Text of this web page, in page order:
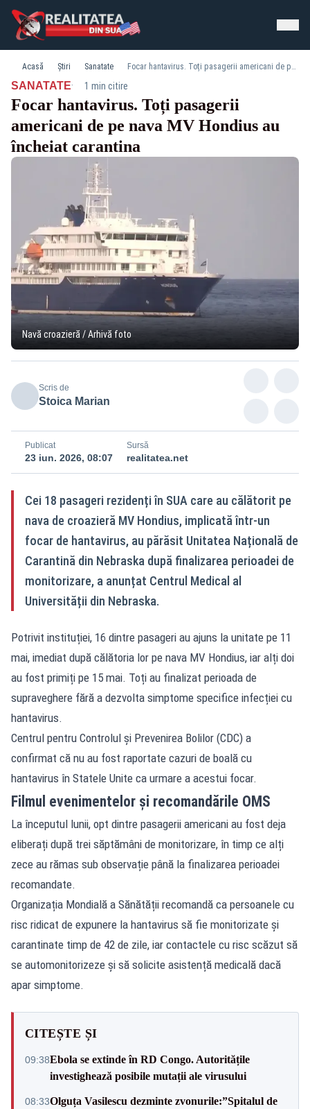
Acasă Știri Sanatate Focar hantavirus. Toți pasagerii americani de pe nava MV Hondius au încheiat carantina
SANATATE· 1 min citire
Focar hantavirus. Toți pasagerii
americani de pe nava MV Hondius au
încheiat carantina
Navă croazieră / Arhivă foto
Scris de
Stoica Marian
Publicat
23 iun. 2026, 08:07
Sursă
realitatea.net
Cei 18 pasageri rezidenți în SUA care au călătorit pe
nava de croazieră MV Hondius, implicată într-un
focar de hantavirus, au părăsit Unitatea Națională de
Carantină din Nebraska după finalizarea perioadei de
monitorizare, a anunțat Centrul Medical al
Universității din Nebraska.
Potrivit instituției, 16 dintre pasageri au ajuns la unitate pe 11
mai, imediat după călătoria lor pe nava MV Hondius, iar alți doi
au fost primiți pe 15 mai. Toți au finalizat perioada de
supraveghere fără a dezvolta simptome specifice infecției cu
hantavirus.
Centrul pentru Controlul și Prevenirea Bolilor (CDC) a
confirmat că nu au fost raportate cazuri de boală cu
hantavirus în Statele Unite ca urmare a acestui focar.
Filmul evenimentelor și recomandările OMS
La începutul lunii, opt dintre pasagerii americani au fost deja
eliberați după trei săptămâni de monitorizare, în timp ce alți
zece au rămas sub observație până la finalizarea perioadei
recomandate.
Organizația Mondială a Sănătății recomandă ca persoanele cu
risc ridicat de expunere la hantavirus să fie monitorizate și
carantinate timp de 42 de zile, iar contactele cu risc scăzut să
se automonitorizeze și să solicite asistență medicală dacă
apar simptome.
CITEȘTE ȘI
09:38Ebola se extinde în RD Congo. Autoritățile
investighează posibile mutații ale virusului
08:33Olguța Vasilescu dezminte zvonurile:”Spitalul de